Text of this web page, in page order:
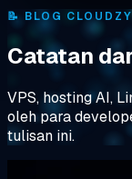
📝 BLOG CLOUDZY
Catatan
VPS, hosting AI,
oleh para
tulisan ini.